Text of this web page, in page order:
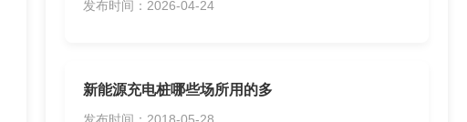
发布时间：2026-04-24
新能源充电桩哪些场所用的多